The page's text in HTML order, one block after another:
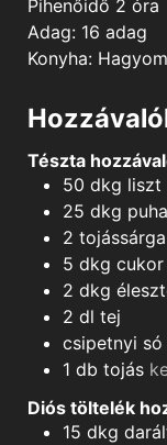
Pihenőidő 2hours
óra
Adag: 16 adag
Konyha:
Tészta
50 dkg liszt
25 dkg
2 tojássárga
5 dkg cukor
2 dkg
2 dl tej
csipetnyi só
1 db tojás
Diós töltelék
15 dkg